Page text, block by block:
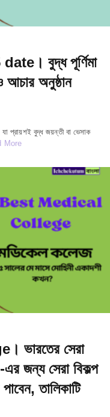
বুদ্ধ পূর্ণিমা
আচার অনুষ্ঠান
প্রায়শই বুদ্ধ জয়ন্তী বা ভেসাক
More
সেরা
জন্য সেরা বিকল্প
তালিকাটি